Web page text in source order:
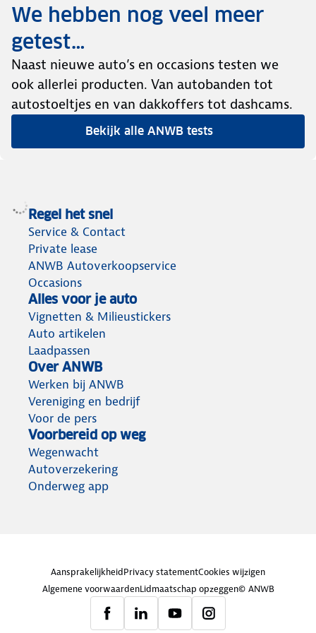
We hebben nog veel meer
getest…
Naast nieuwe auto’s en occasions testen we
ook allerlei producten. Van autobanden tot
autostoeltjes en van dakkoffers tot dashcams.
Bekijk alle ANWB tests
Regel het snel
Service & Contact
Private lease
ANWB Autoverkoopservice
Occasions
Alles voor je auto
Vignetten & Milieustickers
Auto artikelen
Laadpassen
Over ANWB
Werken bij ANWB
Vereniging en bedrijf
Voor de pers
Voorbereid op weg
Wegenwacht
Autoverzekering
Onderweg app
AansprakelijkheidPrivacy statementCookies wijzigen
Algemene voorwaardenLidmaatschap opzeggen© ANWB